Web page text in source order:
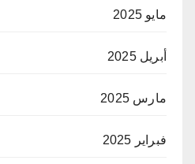
مايو 2025
أبريل 2025
مارس 2025
فبراير 2025